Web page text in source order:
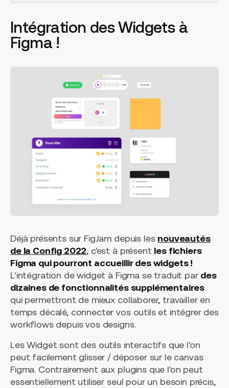
Intégration des Widgets à
Figma !
Déjà présents sur FigJam depuis les nouveautés
de la Config 2022, c'est à présent les fichiers
Figma qui pourront accueillir des widgets !
L'intégration de widget à Figma se traduit par des
dizaines de fonctionnalités supplémentaires
qui permettront de mieux collaborer, travailler en
temps décalé, connecter vos outils et intégrer des
workflows depuis vos designs.
Les Widget sont des outils interactifs que l'on
peut facilement glisser / déposer sur le canvas
Figma. Contrairement aux plugins que l'on peut
essentiellement utiliser seul pour un besoin précis,